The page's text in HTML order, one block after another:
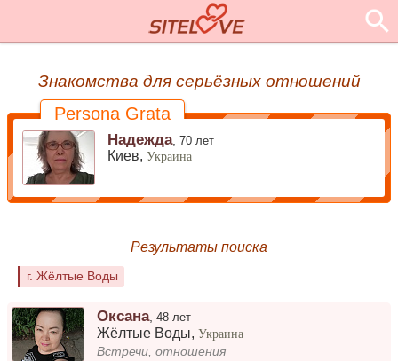
Знакомства для серьёзных отношений
Persona Grata
Надежда,70 лет
Киев,Украина
Результаты поиска
г. Жёлтые Воды
Оксана,48 лет
Жёлтые Воды,Украина
Встречи, отношения